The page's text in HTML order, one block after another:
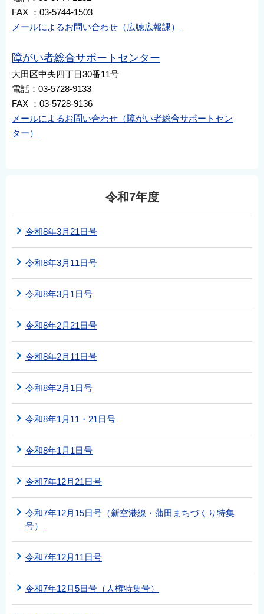
FAX ：03-5744-1503
メールによるお問い合わせ（広聴広報課）
障がい者総合サポートセンター
大田区中央四丁目30番11号
電話：03-5728-9133
FAX ：03-5728-9136
メールによるお問い合わせ（障がい者総合サポートセン
ター）
令和7年度
令和8年3月21日号
令和8年3月11日号
令和8年3月1日号
令和8年2月21日号
令和8年2月11日号
令和8年2月1日号
令和8年1月11・21日号
令和8年1月1日号
令和7年12月21日号
令和7年12月15日号（新空港線・蒲田まちづくり特集
号）
令和7年12月11日号
令和7年12月5日号（人権特集号）